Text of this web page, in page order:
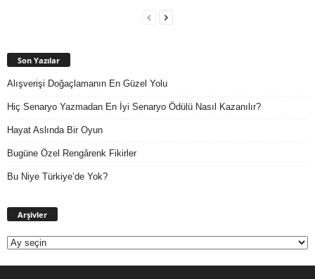
Son Yazılar
Alışverişi Doğaçlamanın En Güzel Yolu
Hiç Senaryo Yazmadan En İyi Senaryo Ödülü Nasıl Kazanılır?
Hayat Aslında Bir Oyun
Bugüne Özel Rengârenk Fikirler
Bu Niye Türkiye’de Yok?
Arşivler